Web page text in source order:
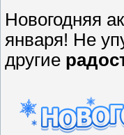
Новогодняя
января! Не
другие